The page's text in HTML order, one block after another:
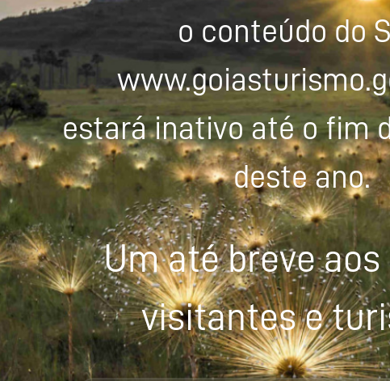
o conteúdo do
estará inativo até o fim
deste ano.
Um até breve aos
visitantes e